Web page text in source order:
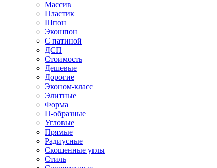
Массив
Пластик
Шпон
Экошпон
С патиной
ДСП
Стоимость
Дешевые
Дорогие
Эконом-класс
Элитные
Форма
П-образные
Угловые
Прямые
Радиусные
Скошенные углы
Стиль